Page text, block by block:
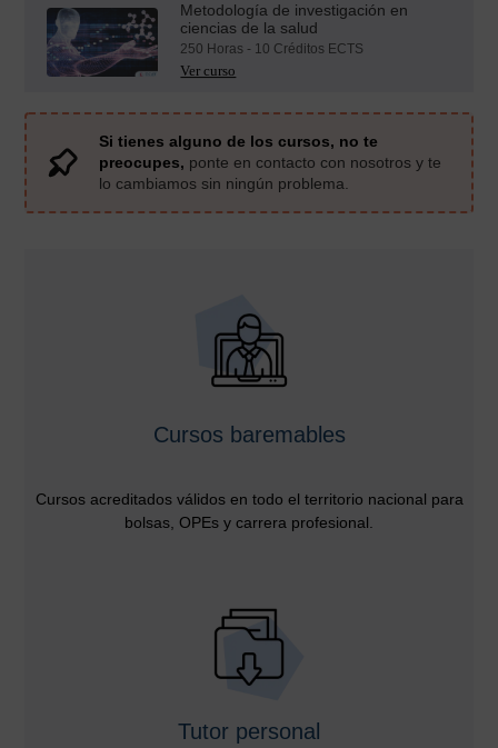
Metodología de investigación en
ciencias de la salud
250 Horas - 10 Créditos ECTS
Si tienes alguno de los cursos, no te
preocupes, ponte en contacto con nosotros y te
lo cambiamos sin ningún problema.
Cursos baremables
Cursos acreditados válidos en todo el territorio nacional para
bolsas, OPEs y carrera profesional.
Tutor personal